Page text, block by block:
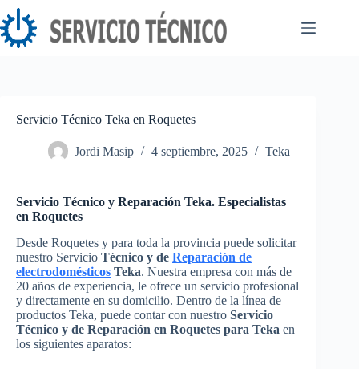
Saltar
al
contenido
Servicio Técnico Teka en Roquetes
Jordi Masip 4 septiembre, 2025 Teka
Servicio Técnico y Reparación Teka. Especialistas
en Roquetes
Desde Roquetes y para toda la provincia puede solicitar
nuestro Servicio Técnico y de Reparación de
electrodomésticos Teka. Nuestra empresa con más de
20 años de experiencia, le ofrece un servicio profesional
y directamente en su domicilio. Dentro de la línea de
productos Teka, puede contar con nuestro Servicio
Técnico y de Reparación en Roquetes para Teka en
los siguientes aparatos: